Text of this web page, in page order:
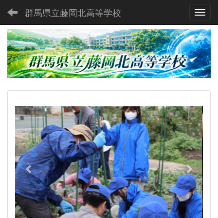
群馬県立藤岡北高等学校
p
r
e
v
i
o
u
s
n
e
x
t